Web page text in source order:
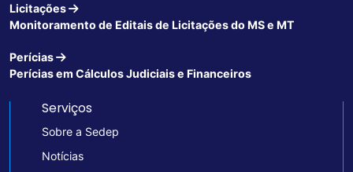
Licitações
Monitoramento de Editais de Licitações do MS e MT
Perícias
Perícias em Cálculos Judiciais e Financeiros
Serviços
Sobre a Sedep
Notícias